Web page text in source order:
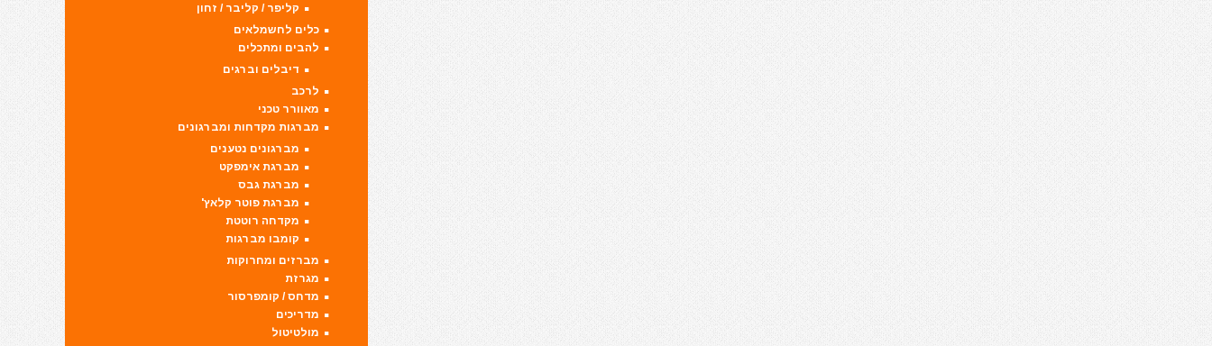
קליפר / קליבר / זחון
כלים לחשמלאים
להבים ומתכלים
דיבלים וברגים
לרכב
מאוורר טכני
מברגות מקדחות ומברגונים
מברגונים נטענים
מברגת אימפקט
מברגת גבס
מברגת פוטר קלאץ'
מקדחה רוטטת
קומבו מברגות
מברזים ומחרוקות
מגרזת
מדחס / קומפרסור
מדריכים
מולטיטול